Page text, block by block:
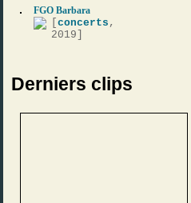
FGO Barbara
[concerts ,
2019]
Derniers clips